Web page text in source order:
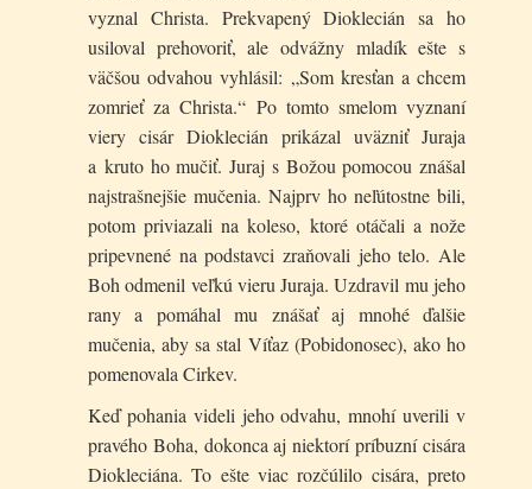
vyznal Christa. Prekvapený Dioklecián sa ho
usiloval prehovoriť, ale odvážny mladík ešte s
väčšou odvahou vyhlásil: „Som kresťan a chcem
zomrieť za Christa.“ Po tomto smelom vyznaní
viery cisár Dioklecián prikázal uväzniť Juraja
a kruto ho mučiť. Juraj s Božou pomocou znášal
najstrašnejšie mučenia. Najprv ho neľútostne bili,
potom priviazali na koleso, ktoré otáčali a nože
pripevnené na podstavci zraňovali jeho telo. Ale
Boh odmenil veľkú vieru Juraja. Uzdravil mu jeho
rany a pomáhal mu znášať aj mnohé ďalšie
mučenia, aby sa stal Víťaz (Pobidonosec), ako ho
pomenovala Cirkev.
Keď pohania videli jeho odvahu, mnohí uverili v
pravého Boha, dokonca aj niektorí príbuzní cisára
Diokleciána. To ešte viac rozčúlilo cisára, preto